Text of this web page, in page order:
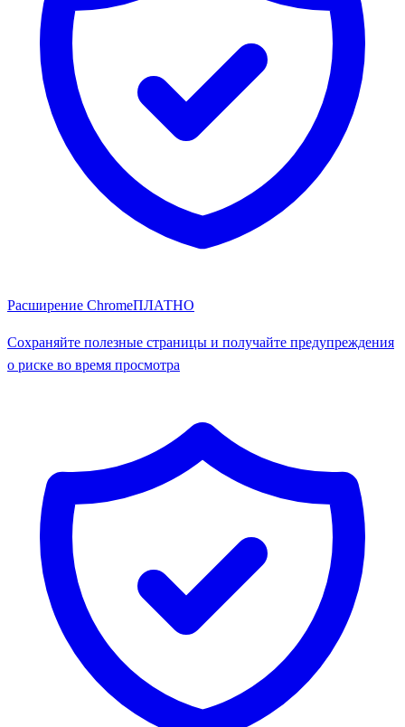
Расширение ChromeПЛАТНО
Сохраняйте полезные страницы и получайте предупреждения
о риске во время просмотра